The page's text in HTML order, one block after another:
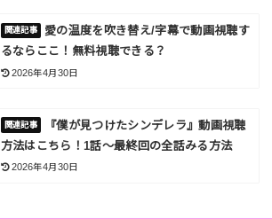
愛の温度を吹き替え/字幕で動画視聴す
るならここ！無料視聴できる？
2026年4月30日
『僕が見つけたシンデレラ』動画視聴
方法はこちら！1話～最終回の全話みる方法
2026年4月30日